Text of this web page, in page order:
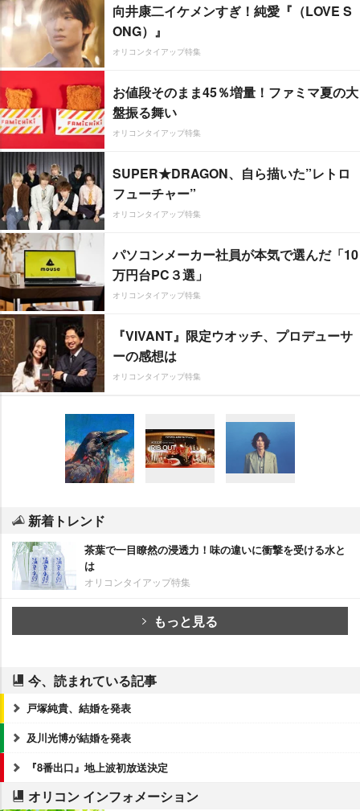
向井康二イケメンすぎ！純愛『（LOVE S
ONG）』
オリコンタイアップ特集
お値段そのまま45％増量！ファミマ夏の大
盤振る舞い
オリコンタイアップ特集
SUPER★DRAGON、自ら描いた”レトロ
フューチャー”
オリコンタイアップ特集
パソコンメーカー社員が本気で選んだ「10
万円台PC３選」
オリコンタイアップ特集
『VIVANT』限定ウオッチ、プロデューサ
ーの感想は
オリコンタイアップ特集
新着トレンド
茶葉で一目瞭然の浸透力！味の違いに衝撃を受ける水と
は
オリコンタイアップ特集
もっと見る
今、読まれている記事
戸塚純貴、結婚を発表
及川光博が結婚を発表
『8番出口』地上波初放送決定
オリコン インフォメーション